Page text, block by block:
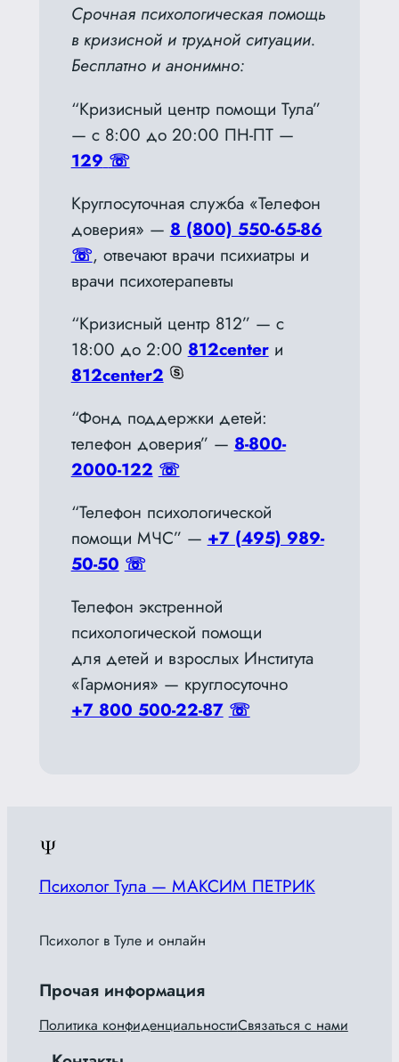
Срочная психологическая помощь
в кризисной и трудной ситуации.
Бесплатно и анонимно:
“Кризисный центр помощи Тула”
— с 8:00 до 20:00 ПН-ПТ —
129 ☏
Круглосуточная служба «Телефон
доверия» — 8 (800) 550-65-86
☏, отвечают врачи психиатры и
врачи психотерапевты
“Кризисный центр 812” — с
18:00 до 2:00 812centerи
812center2
“Фонд поддержки детей:
телефон доверия” — 8-800-
2000-122 ☏
“Телефон психологической
помощи МЧС” — +7 (495) 989-
50-50 ☏
Телефон экстренной
психологической помощи
для детей и взрослых Института
«Гармония» — круглосуточно
+7 800 500-22-87 ☏
Психолог Тула — МАКСИМ ПЕТРИК
Психолог в Туле и онлайн
Прочая информация
Политика конфиденциальностиСвязаться с нами